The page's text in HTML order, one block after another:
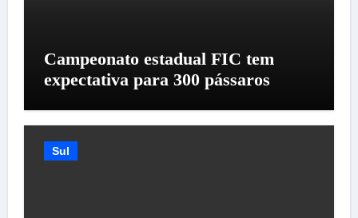
Campeonato estadual FIC tem
expectativa para 300 pássaros
Sul